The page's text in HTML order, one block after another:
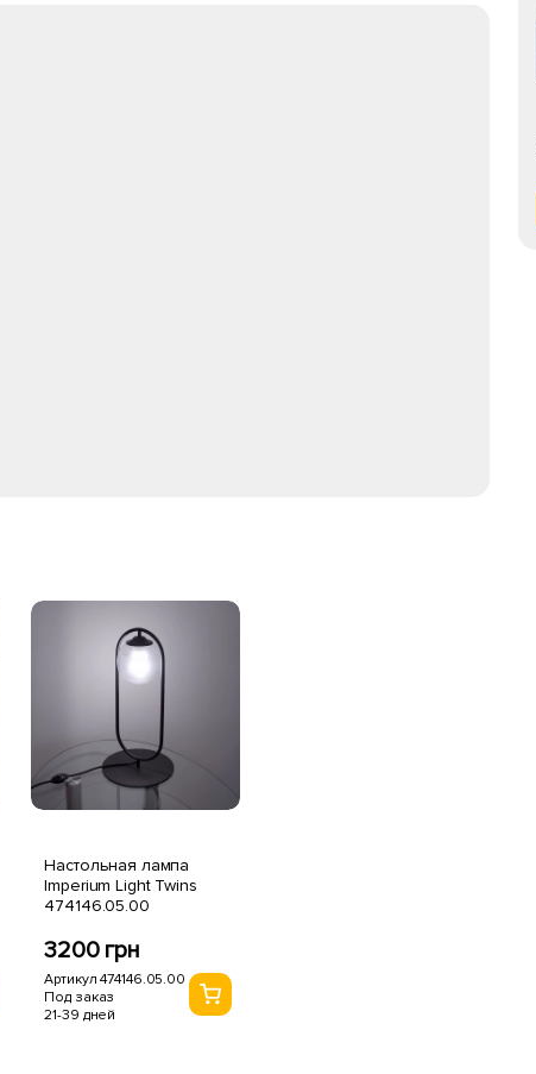
Настольная лампа
Imperium Light Twins
474146.05.00
3200 грн
Артикул 474146.05.00
Под заказ
21-39 дней